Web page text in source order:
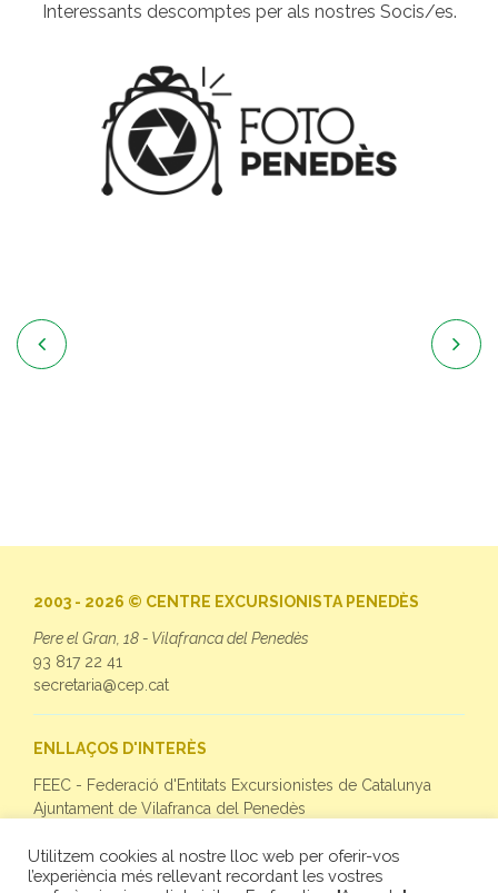
Interessants descomptes per als nostres Socis/es.
 
2003 - 2026 © CENTRE EXCURSIONISTA PENEDÈS
Pere el Gran, 18 - Vilafranca del Penedès
93 817 22 41
secretaria@cep.cat
ENLLAÇOS D'INTERÈS
FEEC - Federació d'Entitats Excursionistes de Catalunya
Ajuntament de Vilafranca del Penedès
SEGUEIX-NOS
Utilitzem cookies al nostre lloc web per oferir-vos
l’experiència més rellevant recordant les vostres